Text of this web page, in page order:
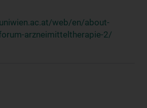
web/en/about-
arzneimitteltherapie-2/